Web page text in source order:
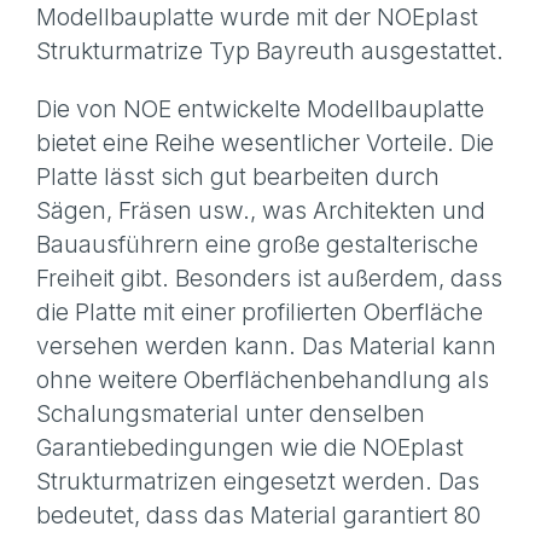
Modellbauplatte wurde mit der NOEplast
Strukturmatrize Typ Bayreuth ausgestattet.
Die von NOE entwickelte Modellbauplatte
bietet eine Reihe wesentlicher Vorteile. Die
Platte lässt sich gut bearbeiten durch
Sägen, Fräsen usw., was Architekten und
Bauausführern eine große gestalterische
Freiheit gibt. Besonders ist außerdem, dass
die Platte mit einer profilierten Oberfläche
versehen werden kann. Das Material kann
ohne weitere Oberflächenbehandlung als
Schalungsmaterial unter denselben
Garantiebedingungen wie die NOEplast
Strukturmatrizen eingesetzt werden. Das
bedeutet, dass das Material garantiert 80